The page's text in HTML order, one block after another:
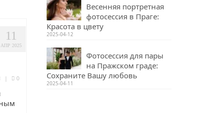
11
АПР 2025
| 0
Весенняя портретная
фотосессия в Праге:
Красота в цвету
2025-04-12
Фотосессия для пары
на Пражском граде:
Сохраните Вашу любовь
2025-04-11